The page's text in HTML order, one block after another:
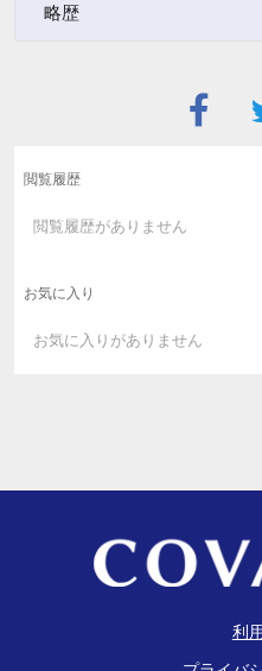
略歴
閲覧履歴
閲覧履歴がありません
お気に入り
お気に入りがありません
利